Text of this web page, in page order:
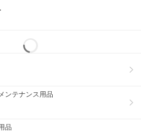
ンテナンス用品
品